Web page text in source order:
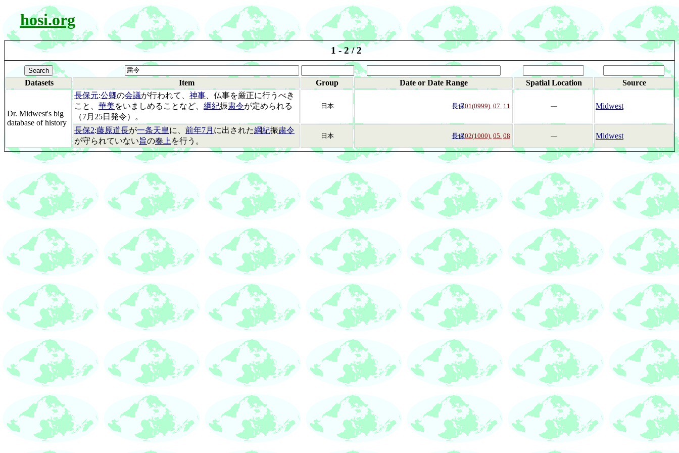
hosi.org
1 - 2 / 2
Datasets Item Group Date or Date Range Spatial Location Source
Dr. Midwest's big
database of history
長保元:公卿の会議が行われて、 神事 、仏事を厳正に行うべき
こと、 華美をいましめることなど、 綱紀振粛令が定められる
（7月25日発令）。
日本 長保01(0999). 07. 11 ― Midwest
長保2:藤原道長が一条天皇に、 前年7月 に出された綱紀振粛令
が守られていない旨の奏上 を行う。
日本 長保02(1000). 05. 08 ― Midwest